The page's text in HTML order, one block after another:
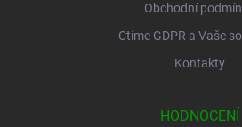
Obchodní
Ctíme GDPR a Vaše
Kontakty
HODNOCENÍ